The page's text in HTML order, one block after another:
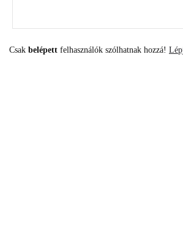
Csak belépett felhasználók szólhatnak hozzá!